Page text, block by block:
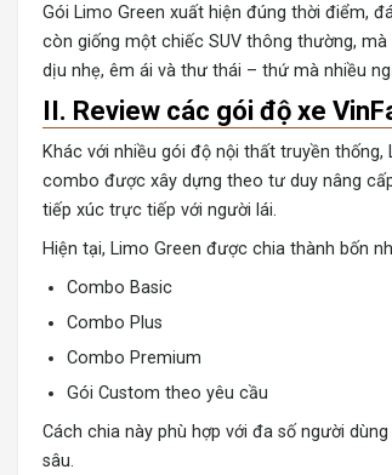
Gói Limo Green xuất hiện đúng thời điểm,
còn giống một chiếc SUV thông thường,
dịu nhẹ, êm ái và thư thái – thứ mà nhiều
II. Review các gói độ xe
Khác với nhiều gói độ nội thất truyền
combo được xây dựng theo tư duy nâng
tiếp xúc trực tiếp với người lái.
Hiện tại, Limo Green được chia thành bốn
Combo Basic
Combo Plus
Combo Premium
Gói Custom theo yêu cầu
Cách chia này phù hợp với đa số người
sâu.